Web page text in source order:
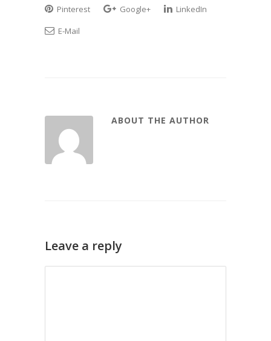
Pinterest
Google+
LinkedIn
E-Mail
ABOUT THE AUTHOR
Leave a reply